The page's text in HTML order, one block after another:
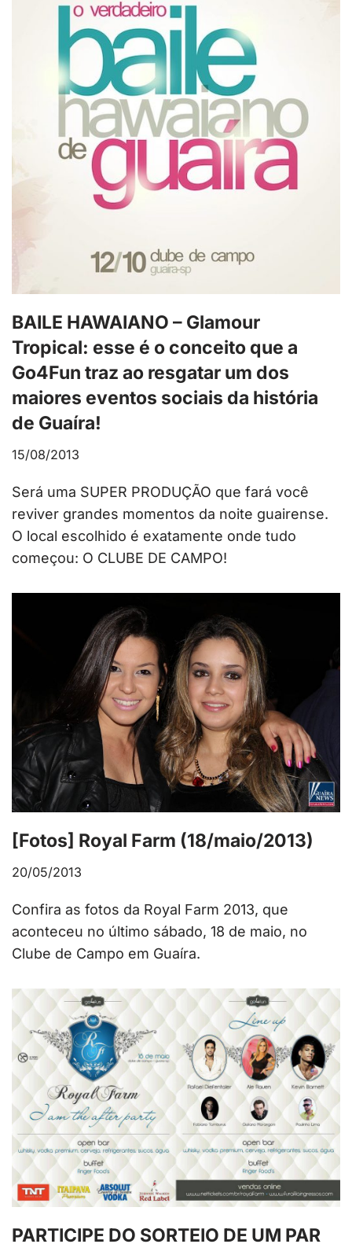
BAILE HAWAIANO – Glamour
Tropical: esse é o conceito que a
Go4Fun traz ao resgatar um dos
maiores eventos sociais da história
de Guaíra!
15/08/2013
Será uma SUPER PRODUÇÃO que fará você
reviver grandes momentos da noite guairense.
O local escolhido é exatamente onde tudo
começou: O CLUBE DE CAMPO!
[Fotos] Royal Farm (18/maio/2013)
20/05/2013
Confira as fotos da Royal Farm 2013, que
aconteceu no último sábado, 18 de maio, no
Clube de Campo em Guaíra.
PARTICIPE DO SORTEIO DE UM PAR